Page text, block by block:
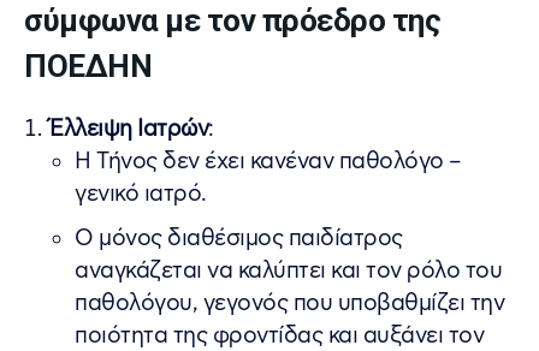
σύμφωνα με τον πρόεδρο της
ΠΟΕΔΗΝ
Έλλειψη Ιατρών:
Η Τήνος δεν έχει κανέναν παθολόγο –
γενικό ιατρό.
Ο μόνος διαθέσιμος παιδίατρος
αναγκάζεται να καλύπτει και τον ρόλο του
παθολόγου, γεγονός που υποβαθμίζει την
ποιότητα της φροντίδας και αυξάνει τον